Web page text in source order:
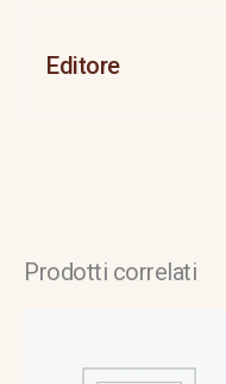
Editore
Prodotti correlati